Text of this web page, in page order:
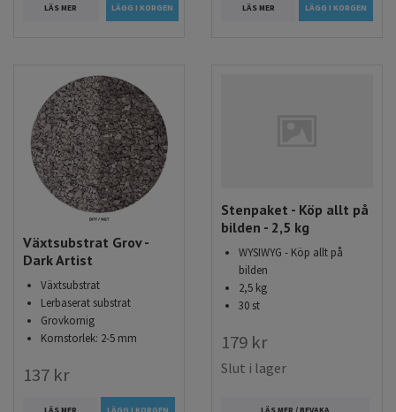
LÄS MER LÄS MER LÄGG I KORGEN
Växtsubstrat Grov -
Dark Artist
Växtsubstrat
Lerbaserat substrat
Grovkornig
Kornstorlek: 2-5 mm
137 kr
Stenpaket - Köp allt på
bilden - 2,5 kg
WYSIWYG - Köp allt på
bilden
2,5 kg
30 st
179 kr
Slut i lager